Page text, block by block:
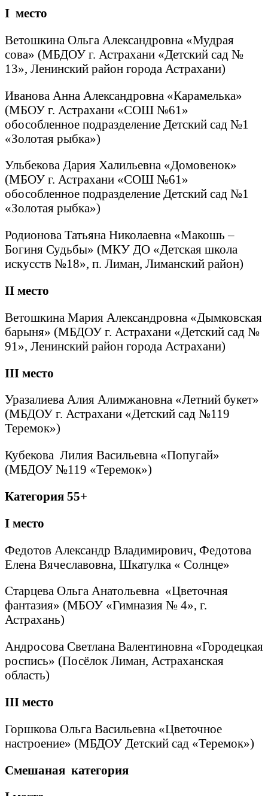
I место
Ветошкина Ольга Александровна «Мудрая
сова» (МБДОУ г. Астрахани «Детский сад №
13», Ленинский район города Астрахани)
Иванова Анна Александровна «Карамелька»
(МБОУ г. Астрахани «СОШ №61»
обособленное подразделение Детский сад №1
«Золотая рыбка»)
Ульбекова Дария Халильевна «Домовенок»
(МБОУ г. Астрахани «СОШ №61»
обособленное подразделение Детский сад №1
«Золотая рыбка»)
Родионова Татьяна Николаевна «Макошь –
Богиня Судьбы» (МКУ ДО «Детская школа
искусств №18», п. Лиман, Лиманский район)
II место
Ветошкина Мария Александровна «Дымковская
барыня» (МБДОУ г. Астрахани «Детский сад №
91», Ленинский район города Астрахани)
III место
Уразалиева Алия Алимжановна «Летний букет»
(МБДОУ г. Астрахани «Детский сад №119
Теремок»)
Кубекова Лилия Васильевна «Попугай»
(МБДОУ №119 «Теремок»)
Категория 55+
I место
Федотов Александр Владимирович, Федотова
Елена Вячеславовна, Шкатулка « Солнце»
Старцева Ольга Анатольевна «Цветочная
фантазия» (МБОУ «Гимназия № 4», г.
Астрахань)
Андросова Светлана Валентиновна «Городецкая
роспись» (Посёлок Лиман, Астраханская
область)
III место
Горшкова Ольга Васильевна «Цветочное
настроение» (МБДОУ Детский сад «Теремок»)
Смешаная категория